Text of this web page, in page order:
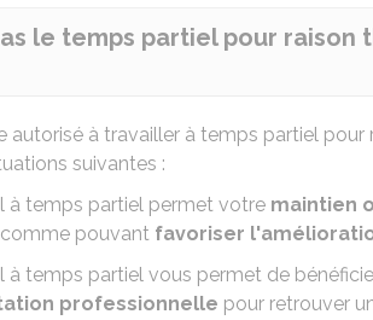
le temps partiel pour
autorisé à travailler à temps partiel pour
suivantes :
à temps partiel permet votre maintien
pouvant favoriser
à temps partiel vous permet de
professionnelle pour retrouver